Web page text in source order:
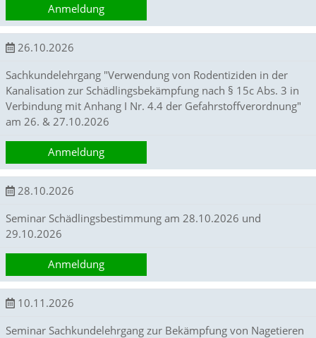
e
n
u
d
e
u
e
D
s
i
g
s
z
n
t
w
c
Anmeldung
26.10.2026
Sachkundelehrgang "Verwendung von Rodentiziden in der
Kanalisation zur Schädlingsbekämpfung nach § 15c Abs. 3 in
Verbindung mit Anhang I Nr. 4.4 der Gefahrstoffverordnung"
am 26. & 27.10.2026
Anmeldung
28.10.2026
Seminar Schädlingsbestimmung am 28.10.2026 und
29.10.2026
Anmeldung
10.11.2026
Seminar Sachkundelehrgang zur Bekämpfung von Nagetieren